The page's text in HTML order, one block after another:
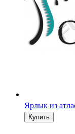
Ярлык из